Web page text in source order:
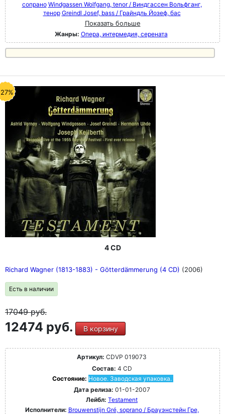
сопрано Windgassen Wolfgang, tenor / Виндгассен Вольфганг,
тенор Greindl Josef, bass / Грайндль Йозеф, бас
Показать больше
Жанры: Опера, интермедия, серената
4 CD
Richard Wagner (1813-1883) - Götterdämmerung (4 CD) (2006)
Есть в наличии
17049руб.
12474 руб. В корзину
Артикул: CDVP 019073
Состав: 4 CD
Состояние: Новое. Заводская упаковка.
Дата релиза: 01-01-2007
Лейбл: Testament
Исполнители: Brouwenstijn Gré, soprano / Брауэнстейн Гре,